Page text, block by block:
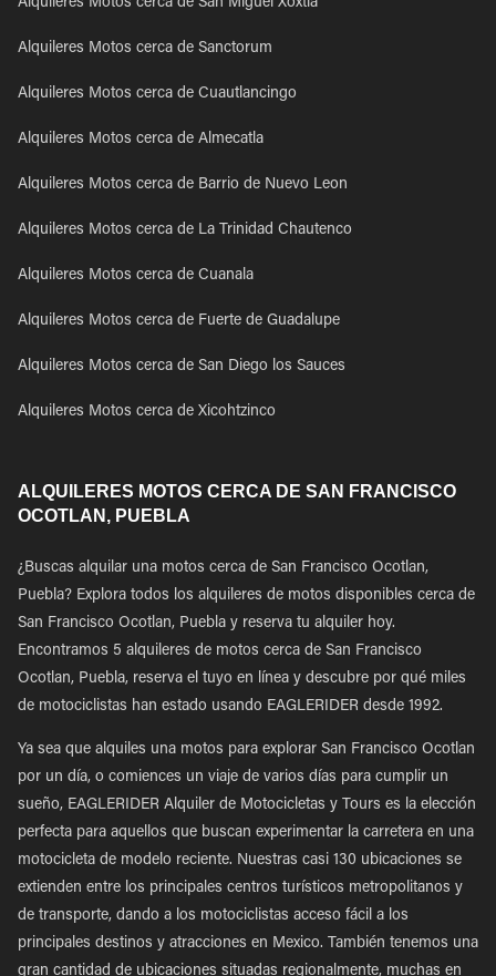
Alquileres Motos cerca de San Miguel Xoxtla
Alquileres Motos cerca de Sanctorum
Alquileres Motos cerca de Cuautlancingo
Alquileres Motos cerca de Almecatla
Alquileres Motos cerca de Barrio de Nuevo Leon
Alquileres Motos cerca de La Trinidad Chautenco
Alquileres Motos cerca de Cuanala
Alquileres Motos cerca de Fuerte de Guadalupe
Alquileres Motos cerca de San Diego los Sauces
Alquileres Motos cerca de Xicohtzinco
ALQUILERES MOTOS CERCA DE SAN FRANCISCO
OCOTLAN, PUEBLA
¿Buscas alquilar una motos cerca de San Francisco Ocotlan,
Puebla? Explora todos los alquileres de motos disponibles cerca de
San Francisco Ocotlan, Puebla y reserva tu alquiler hoy.
Encontramos 5 alquileres de motos cerca de San Francisco
Ocotlan, Puebla, reserva el tuyo en línea y descubre por qué miles
de motociclistas han estado usando EAGLERIDER desde 1992.
Ya sea que alquiles una motos para explorar San Francisco Ocotlan
por un día, o comiences un viaje de varios días para cumplir un
sueño, EAGLERIDER Alquiler de Motocicletas y Tours es la elección
perfecta para aquellos que buscan experimentar la carretera en una
motocicleta de modelo reciente. Nuestras casi 130 ubicaciones se
extienden entre los principales centros turísticos metropolitanos y
de transporte, dando a los motociclistas acceso fácil a los
principales destinos y atracciones en Mexico. También tenemos una
gran cantidad de ubicaciones situadas regionalmente, muchas en